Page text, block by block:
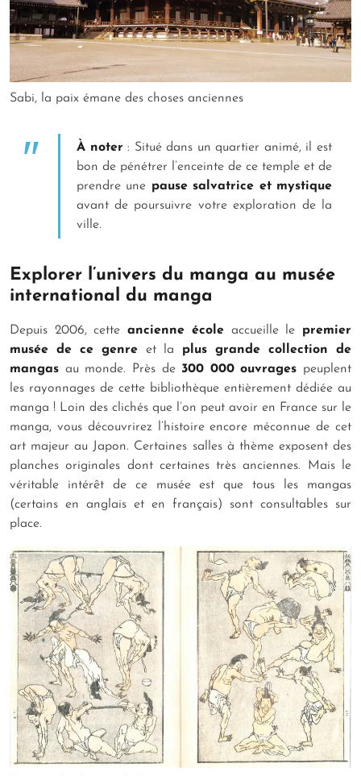
Sabi, la paix émane des choses anciennes
À noter : Situé dans un quartier animé, il est
bon de pénétrer l’enceinte de ce temple et de
prendre une pause salvatrice et mystique
avant de poursuivre votre exploration de la
ville.
Explorer l’univers du manga au musée
international du manga
Depuis 2006, cetteancienne écoleaccueille le premier
musée de ce genreet la plus grande collection de
mangas au monde. Près de300 000 ouvrages peuplent
les rayonnages de cette bibliothèque entièrement dédiée au
manga ! Loin des clichés que l’on peut avoir en France sur le
manga, vous découvrirez l’histoire encore méconnue de cet
art majeur au Japon. Certaines salles à thème exposent des
planches originales dont certaines très anciennes. Mais le
véritable intérêt de ce musée est que tous les mangas
(certains en anglais et en français) sont consultables sur
place.